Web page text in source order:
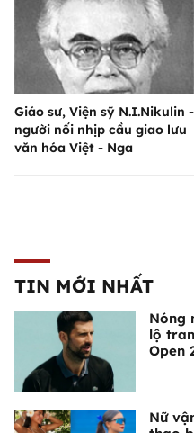
Giáo sư, Viện sỹ N.I.Nikulin -
người nối nhịp cầu giao lưu
văn hóa Việt - Nga
TIN MỚI NHẤT
Nóng
lộ
Open
Nữ